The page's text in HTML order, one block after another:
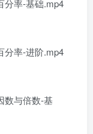
率-基础.mp4
率-进阶.mp4
与倍数-基